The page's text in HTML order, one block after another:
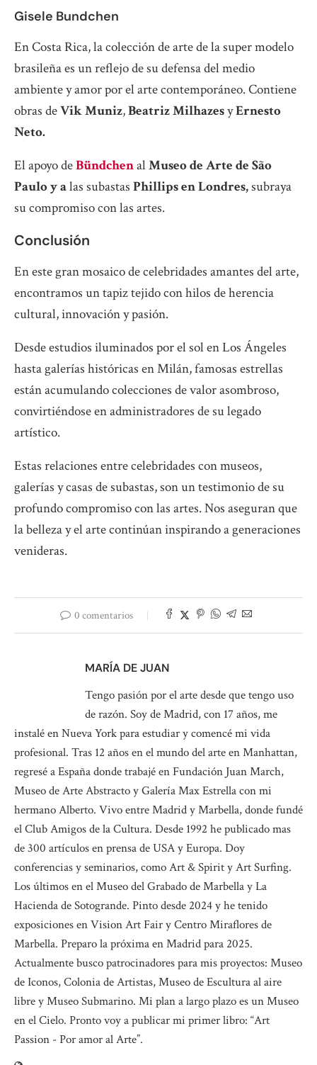
Gisele Bundchen
En Costa Rica, la colección de arte de la super modelo
brasileña es un reflejo de su defensa del medio
ambiente y amor por el arte contemporáneo. Contiene
obras deVik Muniz,Beatriz MilhazesyErnesto
Neto.
El apoyo deBündchenalMuseo de Arte de São
Paulo y alas subastas Phillips en Londres,subraya
su compromiso con las artes.
Conclusión
En este gran mosaico de celebridades amantes del arte,
encontramos un tapiz tejido con hilos de herencia
cultural, innovación y pasión.
Desde estudios iluminados por el sol en Los Ángeles
hasta galerías históricas en Milán, famosas estrellas
están acumulando colecciones de valor asombroso,
convirtiéndose en administradores de su legado
artístico.
Estas relaciones entre celebridades con museos,
galerías y casas de subastas, son un testimonio de su
profundo compromiso con las artes. Nos aseguran que
la belleza y el arte continúan inspirando a generaciones
venideras.
0 comentarios
MARÍA DE JUAN
Tengo pasión por el arte desde que tengo uso
de razón. Soy de Madrid, con 17 años, me
instalé en Nueva York para estudiar y comencé mi vida
profesional. Tras 12 años en el mundo del arte en Manhattan,
regresé a España donde trabajé en Fundación Juan March,
Museo de Arte Abstracto y Galería Max Estrella con mi
hermano Alberto. Vivo entre Madrid y Marbella, donde fundé
el Club Amigos de la Cultura. Desde 1992 he publicado mas
de 300 artículos en prensa de USA y Europa. Doy
conferencias y seminarios, como Art & Spirit y Art Surfing.
Los últimos en el Museo del Grabado de Marbella y La
Hacienda de Sotogrande. Pinto desde 2024 y he tenido
exposiciones en Vision Art Fair y Centro Miraflores de
Marbella. Preparo la próxima en Madrid para 2025.
Actualmente busco patrocinadores para mis proyectos: Museo
de Iconos, Colonia de Artistas, Museo de Escultura al aire
libre y Museo Submarino. Mi plan a largo plazo es un Museo
en el Cielo. Pronto voy a publicar mi primer libro: “Art
Passion - Por amor al Arte”.